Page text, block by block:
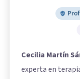
Cecilia Martín
experta en